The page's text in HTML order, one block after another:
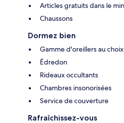
Articles gratuits dans le
Chaussons
Dormez bien
Gamme d'oreillers au choix
Édredon
Rideaux occultants
Chambres insonorisées
Service de couverture
Rafraîchissez-vous